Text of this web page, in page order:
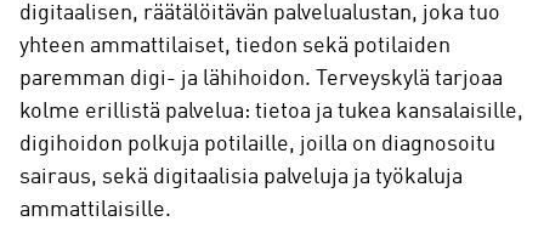
digitaalisen, räätälöitävän palvelualustan, joka tuo
yhteen ammattilaiset, tiedon sekä potilaiden
paremman digi- ja lähihoidon. Terveyskylä tarjoaa
kolme erillistä palvelua: tietoa ja tukea kansalaisille,
digihoidon polkuja potilaille, joilla on diagnosoitu
sairaus, sekä digitaalisia palveluja ja työkaluja
ammattilaisille.